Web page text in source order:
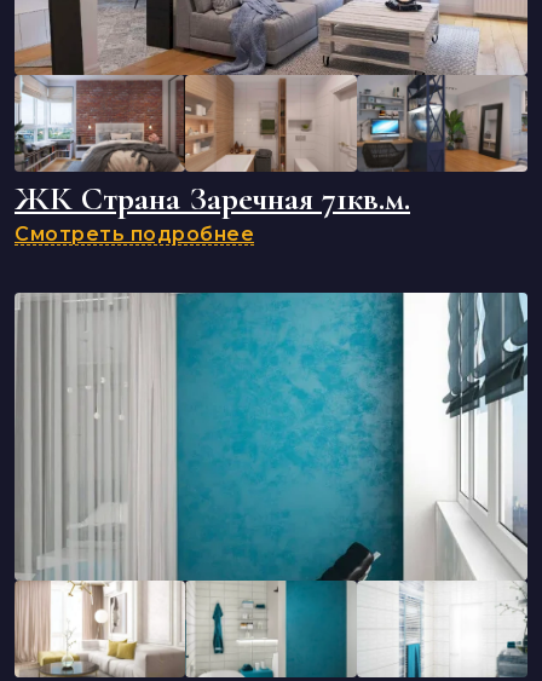
ЖК Страна Заречная 71кв.м.
Смотреть подробнее